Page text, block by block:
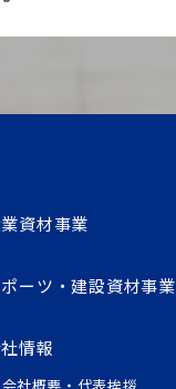
資材事業
ーツ・建設資材事業
情報